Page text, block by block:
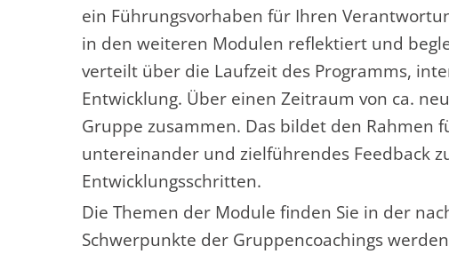
ein Führungsvorhaben für Ihren
in den weiteren Modulen reflektiert und
verteilt über die Laufzeit des Programms,
Entwicklung. Über einen Zeitraum von ca.
Gruppe zusammen. Das bildet den Rahmen
untereinander und zielführendes Feedback
Entwicklungsschritten.
Die Themen der Module finden Sie in der
Schwerpunkte der Gruppencoachings